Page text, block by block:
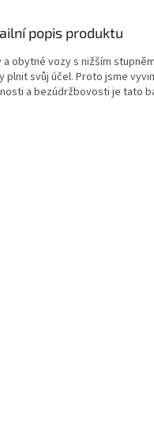
popis produktu
a obytné vozy s nižším
plnit svůj účel. Proto jsme
a bezúdržbovosti je tato